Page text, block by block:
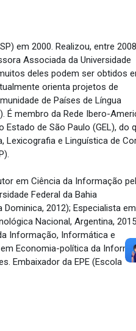
em 2000. Realizou, entre
Associada da Universidade
deles podem ser obtidos
orienta projetos de
de Países de Língua
É membro da Rede Ibero-
de São Paulo (GEL), do
e Linguística de
em Ciência da Informação
Federal da Bahia
Dominica, 2012); Especialista em
Nacional, Argentina,
Informação, Informática e
Economia-política da
Embaixador da EPE (Escola